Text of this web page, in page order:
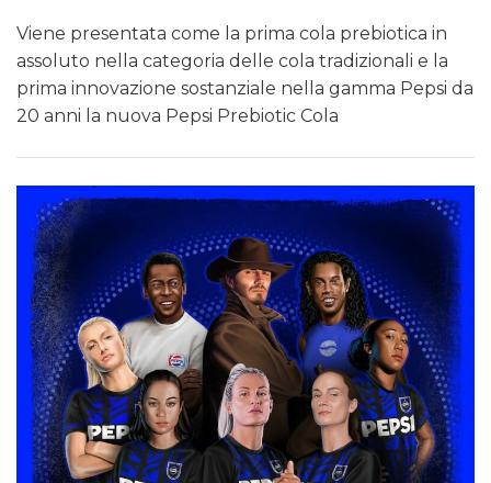
Viene presentata come la prima cola prebiotica in
assoluto nella categoria delle cola tradizionali e la
prima innovazione sostanziale nella gamma Pepsi da
20 anni la nuova Pepsi Prebiotic Cola